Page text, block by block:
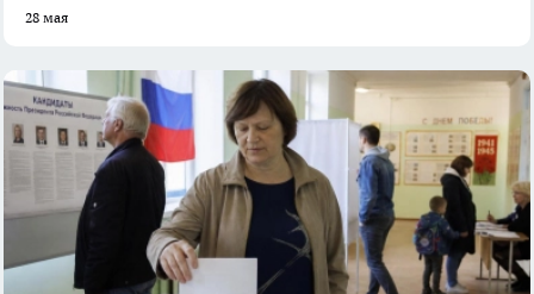
28 мая